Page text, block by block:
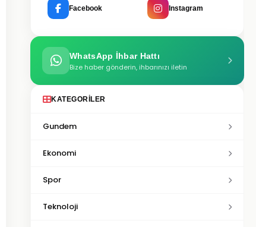
Facebook Instagram
WhatsApp İhbar Hattı
Bize haber gönderin, ihbarınızı iletin
KATEGORILER
Gundem
Ekonomi
Spor
Teknoloji